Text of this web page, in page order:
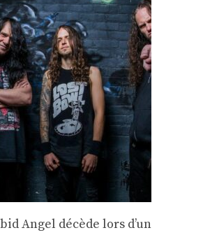
Angel décède lors d’un